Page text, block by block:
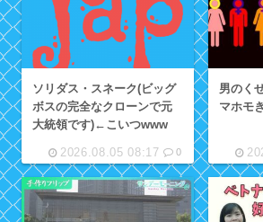
ソリダス・スネーク(ビッグ
ボスの完全なクローンで元
大統領です)←こいつwww
2026.08.05 08:17 0
男のく
マホモ